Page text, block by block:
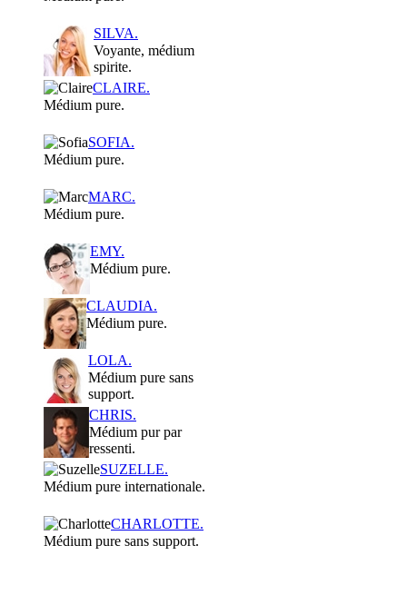
SILVA.
Voyante, médium
spirite.
CLAIRE.
Médium pure.
SOFIA.
Médium pure.
MARC.
Médium pure.
EMY.
Médium pure.
CLAUDIA.
Médium pure.
LOLA.
Médium pure sans
support.
CHRIS.
Médium pur par
ressenti.
SUZELLE.
Médium pure internationale.
CHARLOTTE.
Médium pure sans support.